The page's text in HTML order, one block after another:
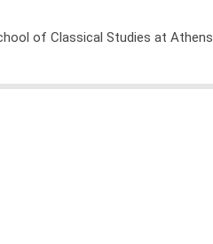
of Classical Studies at Athens